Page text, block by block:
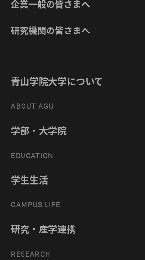
企業一般の皆さまへ
研究機関の皆さまへ
青山学院大学について
ABOUT AGU
学部・大学院
EDUCATION
学生生活
CAMPUS LIFE
研究・産学連携
RESEARCH